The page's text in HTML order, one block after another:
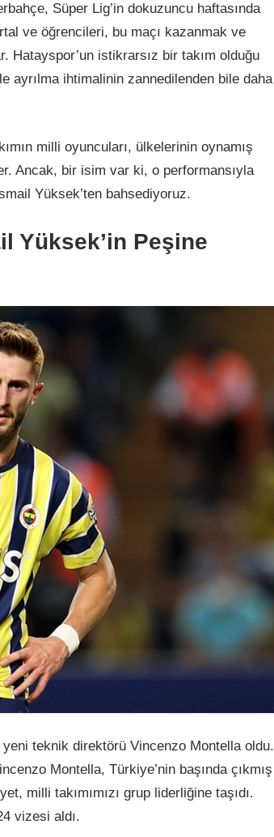
Süper Lig’in dokuzuncu haftasında
ve öğrencileri, bu maçı kazanmak ve
istikrarsız bir takım olduğu
ayrılma ihtimalinin zannedilenden bile daha
milli oyuncuları, ülkelerinin oynamış
Ancak, bir isim var ki, o performansıyla
Yüksek’ten bahsediyoruz.
Yüksek’in Peşine
yeni teknik direktörü Vincenzo Montella oldu.
Montella, Türkiye’nin başında çıkmış
milli takımımızı grup liderliğine taşıdı.
vizesi aldı.